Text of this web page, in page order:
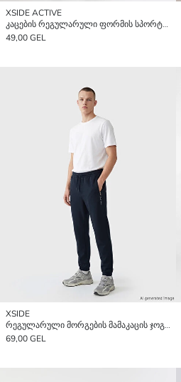
XSIDE ACTIVE
კაცების რეგულარული ფორმის სპორტული შარვლები
49,00 GEL
XSIDE
რეგულარული მორგების მამაკაცის ჯოგერ სპორტული შარვალი
69,00 GEL